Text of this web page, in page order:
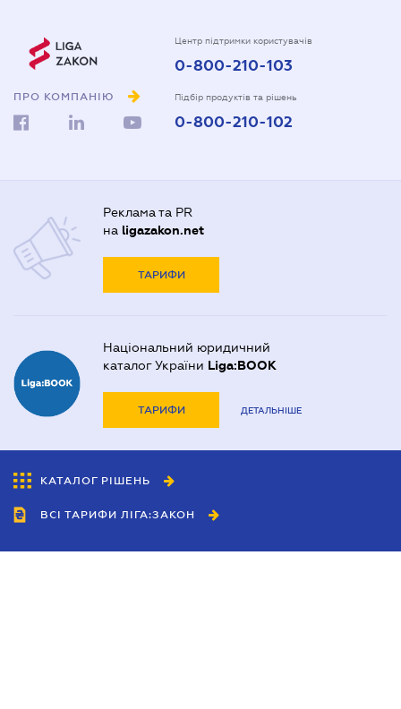
ПРО КОМПАНІЮ
Центр підтримки користувачів
0-800-210-103
Підбір продуктів та рішень
0-800-210-102
Реклама та PR
на ligazakon.net
ТАРИФИ
Національний юридичний
каталог України Liga:BOOK
ТАРИФИ ДЕТАЛЬНІШЕ
КАТАЛОГ РІШЕНЬ
ВСІ ТАРИФИ ЛІГА:ЗАКОН